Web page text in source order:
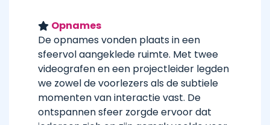
Opnames
De opnames vonden plaats in een
sfeervol aangeklede ruimte. Met twee
videografen en een projectleider legden
we zowel de voorlezers als de subtiele
momenten van interactie vast. De
ontspannen sfeer zorgde ervoor dat